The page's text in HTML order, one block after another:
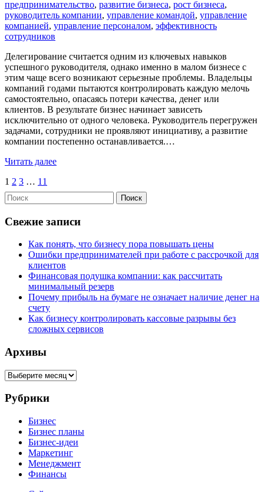
предпринимательство, развитие бизнеса, рост бизнеса,
руководитель компании, управление командой, управление
компанией, управление персоналом, эффективность
сотрудников
Делегирование считается одним из ключевых навыков
успешного руководителя, однако именно в малом бизнесе с
этим чаще всего возникают серьезные проблемы. Владельцы
компаний годами пытаются контролировать каждую мелочь
самостоятельно, опасаясь потери качества, денег или
клиентов. В результате бизнес начинает зависеть
исключительно от одного человека. Руководитель перегружен
задачами, сотрудники не проявляют инициативу, а развитие
компании постепенно останавливается.…
Читать далее
Пагинация
записей
1 2 3 … 11
Свежие записи
Как понять, что бизнесу пора повышать цены
Ошибки предпринимателей при работе с рассрочкой для
клиентов
Финансовая подушка компании: как рассчитать
минимальный резерв
Почему прибыль на бумаге не означает наличие денег на
счету
Как бизнесу контролировать кассовые разрывы без
сложных сервисов
Архивы
Архивы
Рубрики
Бизнес
Бизнес планы
Бизнес-идеи
Маркетинг
Менеджмент
Финансы